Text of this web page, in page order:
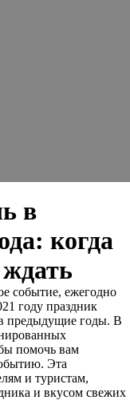
в
когда
ждать
событие, ежегодно
году праздник
предыдущие годы. В
помочь вам
Эта
и туристам,
и вкусом свежих